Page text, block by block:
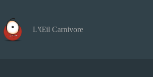
contenu
L'Œil Carnivore